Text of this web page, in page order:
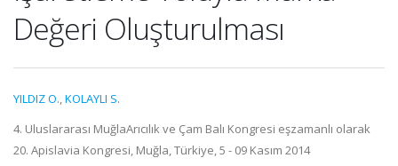
Değeri Oluşturulması
YILDIZ O.,KOLAYLI S.
4. Uluslararası MuğlaArıcılık ve Çam Balı Kongresi eşzamanlı olarak
20. Apislavia Kongresi, Muğla, Türkiye, 5 - 09 Kasım 2014